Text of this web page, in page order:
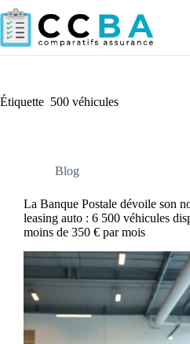
Passer
au
contenu
Étiquette 500 véhicules
Blog
La Banque Postale dévoile son
leasing auto : 6 500 véhicules
moins de 350 € par mois